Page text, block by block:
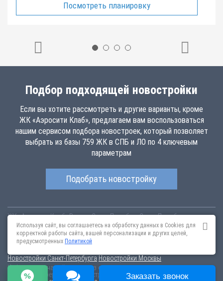
Посмотреть планировку
Подбор подходящей новостройки
Если вы хотите рассмотреть и другие варианты, кроме
ЖК «Аэросити Клаб», предлагаем вам воспользоваться
нашим сервисом подбора новостроек, который позволяет
выбрать из базы 759 ЖК в СПБ и ЛО по 4 ключевым
параметрам
Подобрать новостройку
ЖК «Аэросити Клаб»РоссияСанкт-ПетербургСанкт-Петербург г,
aerocity-club.novopoisk.spb.ru Купить квартиру в новом жилом
комплексе «Аэросити Клаб» от «Лидер Групп» в Шушарах. Квартиры
различных планировок от 4.57 млн рублей!
Новостройки Санкт-Петербурга Новостройки Москвы
Информация на сайте взята из открытых источников, не является
публичной офертой и распространяется для ознакомления.
Используя сайт, вы соглашаетесь на обработку данных в Cookies для
корректной работы сайта, вашей персонализации и других целей,
предусмотренных Политикой
Заказать звонок